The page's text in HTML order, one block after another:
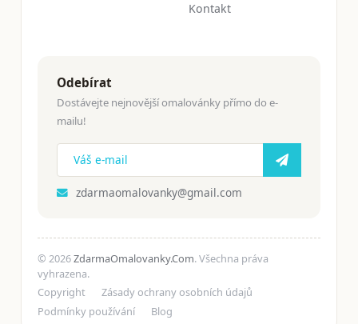
Kontakt
Odebírat
Dostávejte nejnovější omalovánky přímo do e-
mailu!
zdarmaomalovanky@gmail.com
© 2026ZdarmaOmalovanky.Com. Všechna práva
vyhrazena.
Copyright
Zásady ochrany osobních údajů
Podmínky používání
Blog